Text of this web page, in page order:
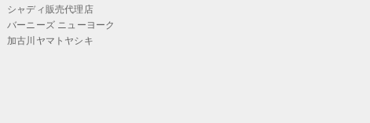
シャディ販売代理店
バーニーズ ニューヨーク
加古川ヤマトヤシキ